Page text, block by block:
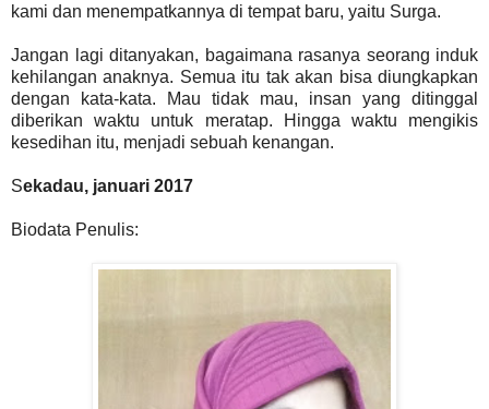
kami dan menempatkannya di tempat baru, yaitu Surga.
Jangan lagi ditanyakan, bagaimana rasanya seorang induk
kehilangan anaknya. Semua itu tak akan bisa diungkapkan
dengan kata-kata. Mau tidak mau, insan yang ditinggal
diberikan waktu untuk meratap. Hingga waktu mengikis
kesedihan itu, menjadi sebuah kenangan.
Sekadau, januari 2017
Biodata Penulis: